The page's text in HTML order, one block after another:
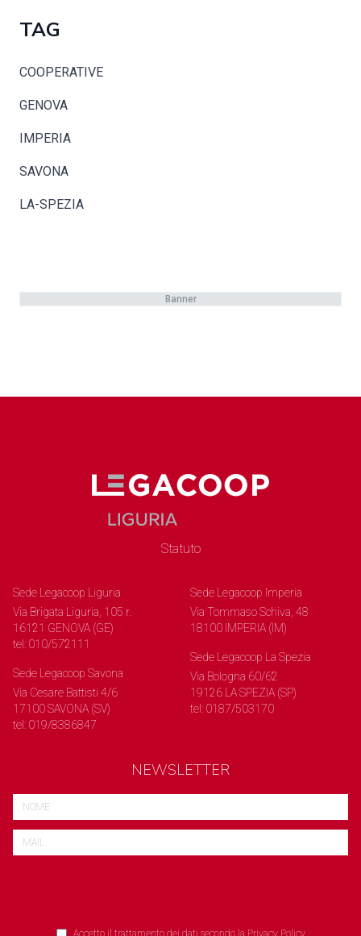
TAG
COOPERATIVE
GENOVA
IMPERIA
SAVONA
LA-SPEZIA
Banner
Statuto
Sede Legacoop Liguria
Via Brigata Liguria, 105 r.
16121 GENOVA (GE)
tel: 010/572111
Sede Legacoop Savona
Via Cesare Battisti 4/6
17100 SAVONA (SV)
tel: 019/8386847
Sede Legacoop Imperia
Via Tommaso Schiva, 48
18100 IMPERIA (IM)
Sede Legacoop La Spezia
Via Bologna 60/62
19126 LA SPEZIA (SP)
tel: 0187/503170
NEWSLETTER
Accetto il trattamento dei dati secondo la Privacy Policy